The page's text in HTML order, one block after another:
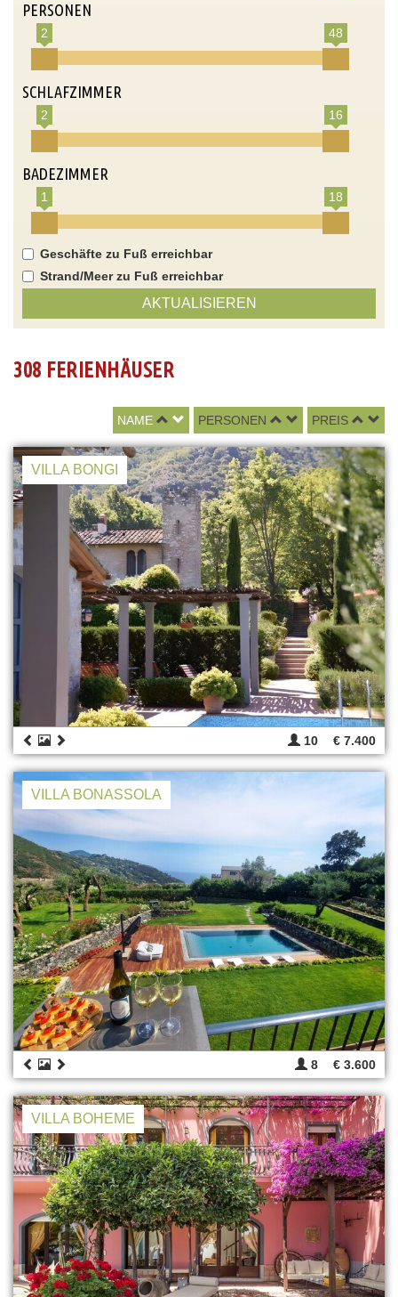
PERSONEN
2 48
SCHLAFZIMMER
2 16
BADEZIMMER
1 18
Geschäfte zu Fuß erreichbar
Strand/Meer zu Fuß erreichbar
AKTUALISIEREN
308 FERIENHÄUSER
NAME PERSONEN PREIS
VILLA BONGI
10 € 7.400
VILLA BONASSOLA
8 € 3.600
VILLA BOHEME